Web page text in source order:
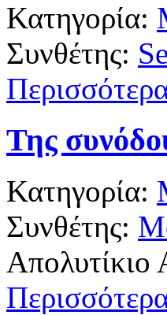
Κατηγορία:
Συνθέτης:
Της
Κατηγορία:
Συνθέτης:
Απολυτίκιο